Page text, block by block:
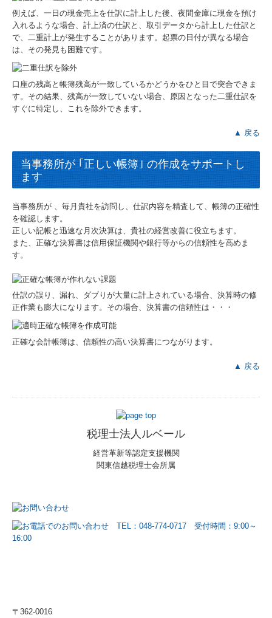
例えば、一日の現金売上を仕訳に計上した後、夜間金庫に現金を預け
入れるような場合、計上済の仕訳と、取引データから計上した仕訳と
で、二重計上が発生することがあります。起票の日付が異なる場合
は、その発見も困難です。
口座の残高と帳簿残高が一致しているかどうかをひと目で突合できま
す。その結果、残高が一致していない場合、原因となった二重仕訳を
すぐに特定し、これを除外できます。
▲ 戻る
当事務所が ｢正しい帳簿｣ の作成をサポートし
ます
当事務所が 、毎月貴社を訪問し、仕訳内容を精査して、帳簿の正確性
を確認します。
正しい記帳と迅速な月次決算は、貴社の経営改善に役立ちます。
また、正確な決算書は信用保証機関や銀行等からの信頼性を高めま
す。
仕訳の誤り、漏れ、ダブりが大量に計上されている場合、決算時の修
正作業も膨大になります。その場合、決算書の信頼性は・・・
正確な会計帳簿は、信頼性の高い決算書につながります。
▲ 戻る
税理士法人ルベール
経営革新等認定支援機関
関東信越税理士会所属
〒362-0016